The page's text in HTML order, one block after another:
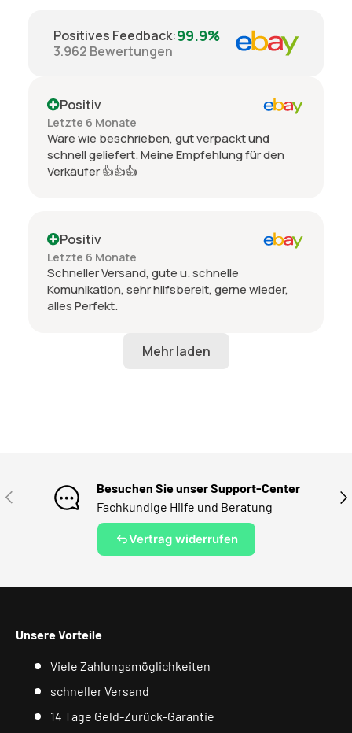
Positives Feedback:99.9%
3.962 Bewertungen
Positiv
Letzte 6 Monate
Ware wie beschrieben, gut verpackt und
schnell geliefert. Meine Empfehlung für den
Verkäufer 👍👍👍
Positiv
Letzte 6 Monate
Schneller Versand, gute u. schnelle
Komunikation, sehr hilfsbereit, gerne wieder,
alles Perfekt.
VORHERIGE
Besuchen Sie unser Support-Center
Fachkundige Hilfe und Beratung
Vertrag widerrufen
Unsere Vorteile
Viele Zahlungsmöglichkeiten
schneller Versand
14 Tage Geld-Zurück-Garantie